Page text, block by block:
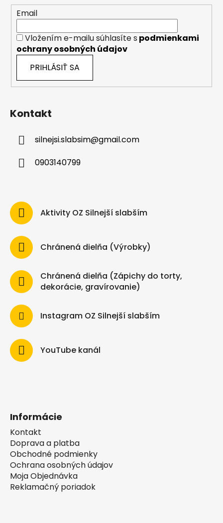
Email
Vložením e-mailu súhlasíte s podmienkami
ochrany osobných údajov
PRIHLÁSIŤ SA
Kontakt
silnejsi.slabsim@gmail.com
0903140799
Aktivity OZ Silnejší slabším
Chránená dielňa (Výrobky)
Chránená dielňa (Zápichy do torty,
dekorácie, gravírovanie)
Instagram OZ Silnejší slabším
YouTube kanál
Informácie
Kontakt
Doprava a platba
Obchodné podmienky
Ochrana osobných údajov
Moja Objednávka
Reklamačný poriadok